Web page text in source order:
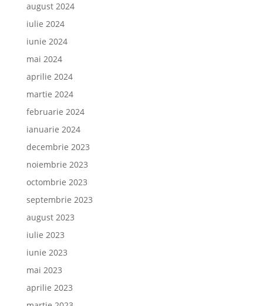
august 2024
iulie 2024
iunie 2024
mai 2024
aprilie 2024
martie 2024
februarie 2024
ianuarie 2024
decembrie 2023
noiembrie 2023
octombrie 2023
septembrie 2023
august 2023
iulie 2023
iunie 2023
mai 2023
aprilie 2023